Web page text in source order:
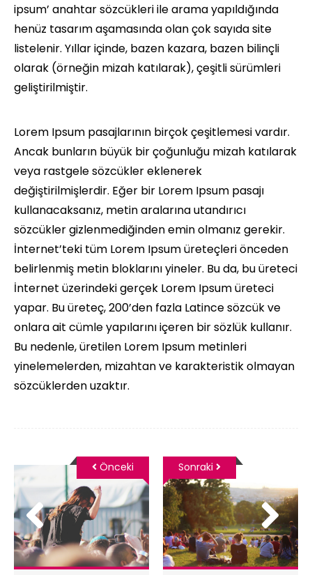
ipsum’ anahtar sözcükleri ile arama yapıldığında
henüz tasarım aşamasında olan çok sayıda site
listelenir. Yıllar içinde, bazen kazara, bazen bilinçli
olarak (örneğin mizah katılarak), çeşitli sürümleri
geliştirilmiştir.
Lorem Ipsum pasajlarının birçok çeşitlemesi vardır.
Ancak bunların büyük bir çoğunluğu mizah katılarak
veya rastgele sözcükler eklenerek
değiştirilmişlerdir. Eğer bir Lorem Ipsum pasajı
kullanacaksanız, metin aralarına utandırıcı
sözcükler gizlenmediğinden emin olmanız gerekir.
İnternet’teki tüm Lorem Ipsum üreteçleri önceden
belirlenmiş metin bloklarını yineler. Bu da, bu üreteci
İnternet üzerindeki gerçek Lorem Ipsum üreteci
yapar. Bu üreteç, 200’den fazla Latince sözcük ve
onlara ait cümle yapılarını içeren bir sözlük kullanır.
Bu nedenle, üretilen Lorem Ipsum metinleri
yinelemelerden, mizahtan ve karakteristik olmayan
sözcüklerden uzaktır.
Önceki Sonraki